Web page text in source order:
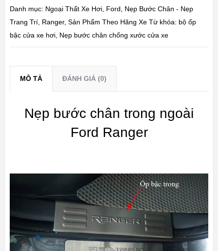
Danh mục: Ngoại Thất Xe Hơi, Ford, Nẹp Bước Chân - Nẹp
Trang Trí, Ranger, Sản Phẩm Theo Hãng Xe Từ khóa: bộ ốp
bậc cửa xe hơi, Nẹp bước chân chống xước cửa xe
MÔ TẢ ĐÁNH GIÁ (0)
Nẹp bước chân trong ngoài
Ford Ranger